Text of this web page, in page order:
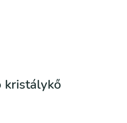
kristálykő